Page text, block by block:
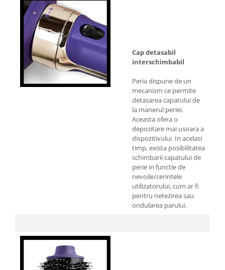
Cap detasabil
interschimbabil
Peria dispune de un
mecanism ce permite
detasarea capatului de
la manerul periei.
Aceasta ofera o
depozitare mai usoara a
dispozitivului. In acelasi
timp, exista posibilitatea
schimbarii capatului de
perie in functie de
nevoile/cerintele
utilizatorului, cum ar fi
pentru netezirea sau
ondularea parului.